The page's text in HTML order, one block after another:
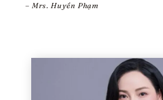
– Mrs. Huyền Phạm